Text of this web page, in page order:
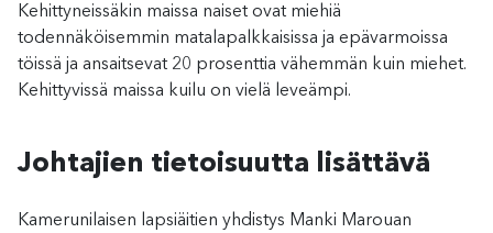
Kehittyneissäkin maissa naiset ovat miehiä
todennäköisemmin matalapalkkaisissa ja epävarmoissa
töissä ja ansaitsevat 20 prosenttia vähemmän kuin miehet.
Kehittyvissä maissa kuilu on vielä leveämpi.
Johtajien tietoisuutta lisättävä
Kamerunilaisen lapsiäitien yhdistys Manki Marouan